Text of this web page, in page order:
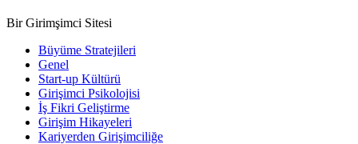
Bir Girimşimci Sitesi
Büyüme Stratejileri
Genel
Start-up Kültürü
Girişimci Psikolojisi
İş Fikri Geliştirme
Girişim Hikayeleri
Kariyerden Girişimciliğe